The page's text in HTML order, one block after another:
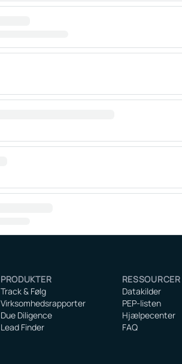
PRODUKTER
Track & Følg
Virksomhedsrapporter
Due Diligence
Lead Finder
RESSOURCER
Datakilder
PEP-listen
Hjælpecenter
FAQ